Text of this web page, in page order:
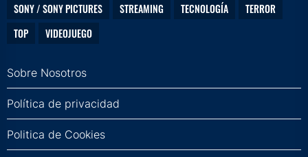
SONY / SONY PICTURES
STREAMING TECNOLOGÍA
TERROR
TOP
VIDEOJUEGO
Sobre Nosotros
Política de privacidad
Politica de Cookies